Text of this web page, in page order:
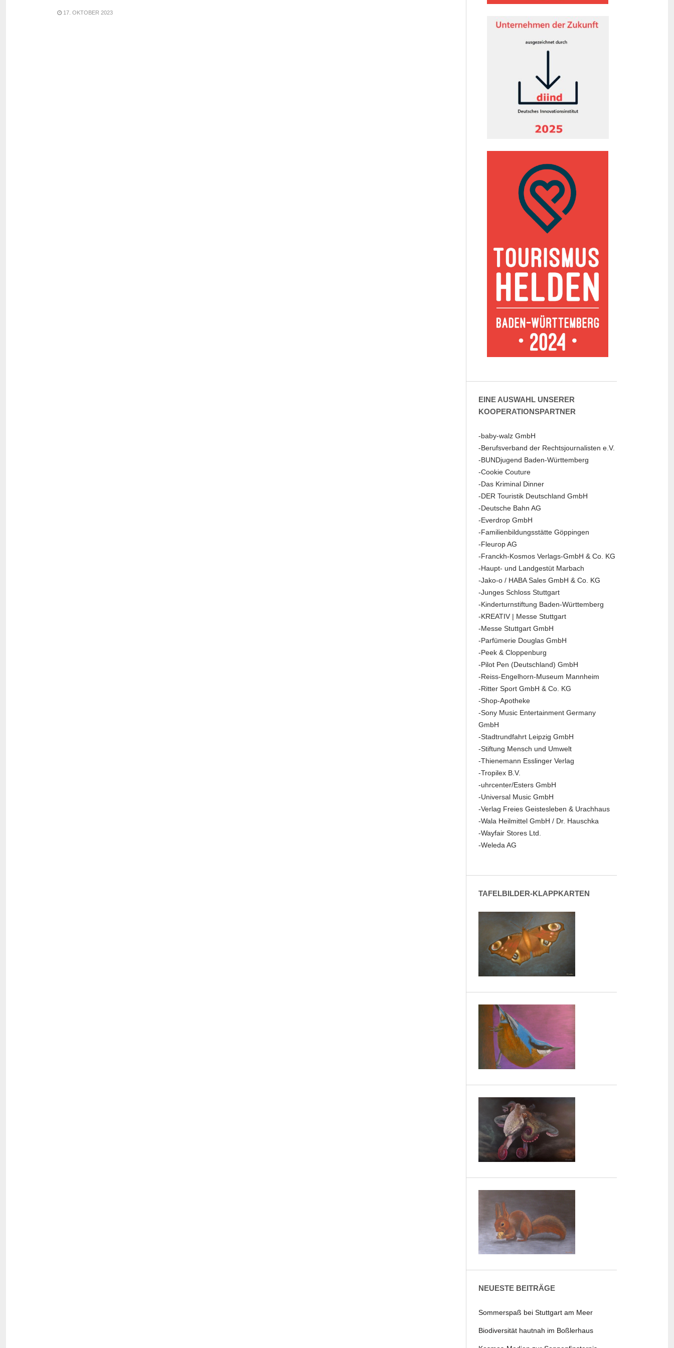
17. OKTOBER 2023
EINE AUSWAHL UNSERER
KOOPERATIONSPARTNER
-baby-walz GmbH
-Berufsverband der Rechtsjournalisten e.V.
-BUNDjugend Baden-Württemberg
-Cookie Couture
-Das Kriminal Dinner
-DER Touristik Deutschland GmbH
-Deutsche Bahn AG
-Everdrop GmbH
-Familienbildungsstätte Göppingen
-Fleurop AG
-Franckh-Kosmos Verlags-GmbH & Co. KG
-Haupt- und Landgestüt Marbach
-Jako-o / HABA Sales GmbH & Co. KG
-Junges Schloss Stuttgart
-Kinderturnstiftung Baden-Württemberg
-KREATIV | Messe Stuttgart
-Messe Stuttgart GmbH
-Parfümerie Douglas GmbH
-Peek & Cloppenburg
-Pilot Pen (Deutschland) GmbH
-Reiss-Engelhorn-Museum Mannheim
-Ritter Sport GmbH & Co. KG
-Shop-Apotheke
-Sony Music Entertainment Germany
GmbH
-Stadtrundfahrt Leipzig GmbH
-Stiftung Mensch und Umwelt
-Thienemann Esslinger Verlag
-Tropilex B.V.
-uhrcenter/Esters GmbH
-Universal Music GmbH
-Verlag Freies Geistesleben & Urachhaus
-Wala Heilmittel GmbH / Dr. Hauschka
-Wayfair Stores Ltd.
-Weleda AG
TAFELBILDER-KLAPPKARTEN
NEUESTE BEITRÄGE
Sommerspaß bei Stuttgart am Meer
Biodiversität hautnah im Boßlerhaus